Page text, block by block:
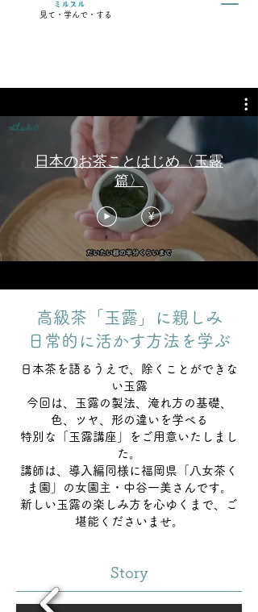
見て・学んで・する
日本のお茶ことはじめ〈玉露
篇〉
¥
高級茶「玉露」に親しみ
日常的に活かす方法を学ぶ
日本茶を語るうえで、除くことができな
い玉露
今回は、玉露の製法、淹れ方の基礎、
色、ツヤ、形の違いを学べる
特別な「玉露講座」をご用意いたしまし
た。
講師は、導入編同様に福岡県「八女茶く
ま園」の女園主・中谷一美さんです。
新しい玉露の楽しみ方を心ゆくまで、ご
堪能くださいませ。
Story